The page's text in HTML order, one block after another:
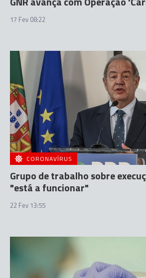
17 Fev 08:22
CORONAVÍRUS
Grupo de trabalho sobre
"está a funcionar"
22 Fev 13:55